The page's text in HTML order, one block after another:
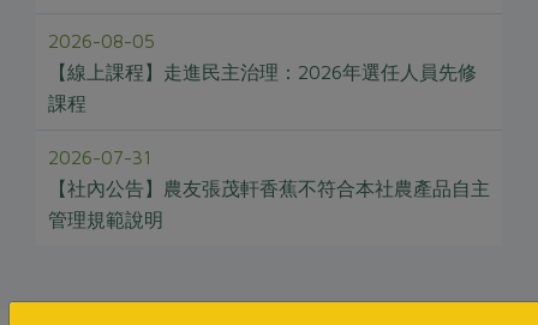
2026-08-05
【線上課程】走進民主治理：2026年選任人員先修
課程
2026-07-31
【社內公告】農友張茂軒香蕉不符合本社農產品自主
管理規範說明